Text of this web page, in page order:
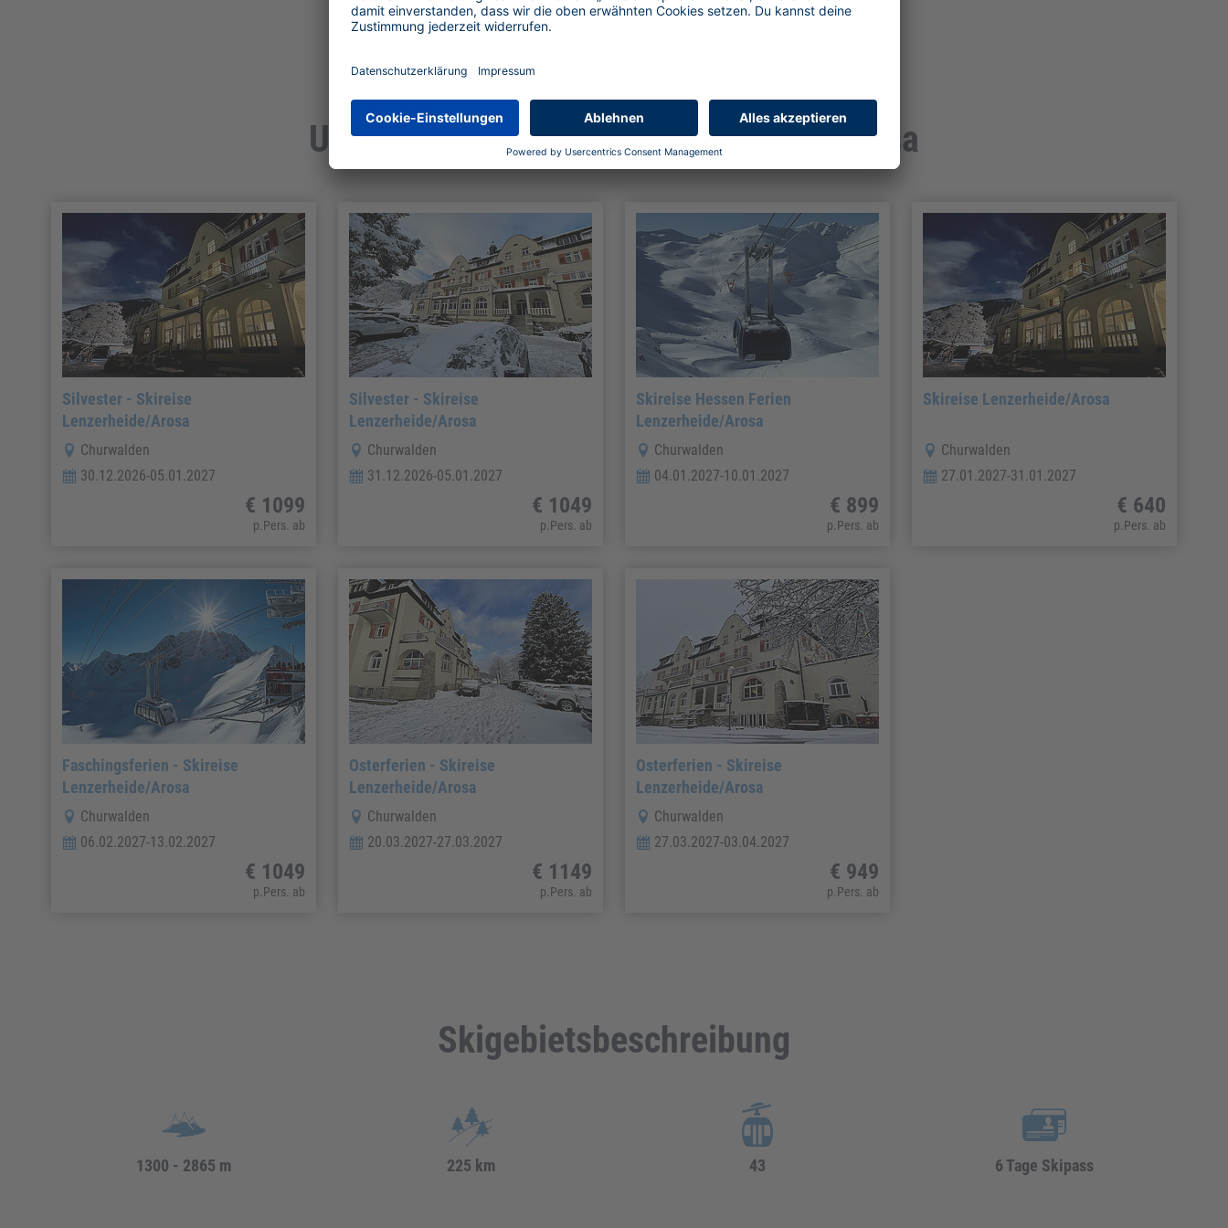
Unsere Skireisen nach Lenzerheide/Arosa
Silvester - Skireise
Lenzerheide/Arosa
Churwalden
30.12.2026-05.01.2027
€ 1099
p.Pers. ab
Silvester - Skireise
Lenzerheide/Arosa
Churwalden
31.12.2026-05.01.2027
€ 1049
p.Pers. ab
Skireise Hessen Ferien
Lenzerheide/Arosa
Churwalden
04.01.2027-10.01.2027
€ 899
p.Pers. ab
Skireise Lenzerheide/Arosa
Churwalden
27.01.2027-31.01.2027
€ 640
p.Pers. ab
Faschingsferien - Skireise
Lenzerheide/Arosa
Churwalden
06.02.2027-13.02.2027
€ 1049
p.Pers. ab
Osterferien - Skireise
Lenzerheide/Arosa
Churwalden
20.03.2027-27.03.2027
€ 1149
p.Pers. ab
Osterferien - Skireise
Lenzerheide/Arosa
Churwalden
27.03.2027-03.04.2027
€ 949
p.Pers. ab
Skigebietsbeschreibung
1300 - 2865 m 225 km 43 6 Tage Skipass